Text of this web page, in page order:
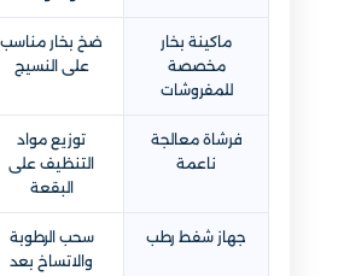
ماكينة بخار
مخصصة
للمفروشات
ضخ بخار مناسب
على النسيج
فرشاة معالجة
ناعمة
توزيع مواد
التنظيف على
البقعة
جهاز شفط رطب
سحب الرطوبة
والاتساخ بعد